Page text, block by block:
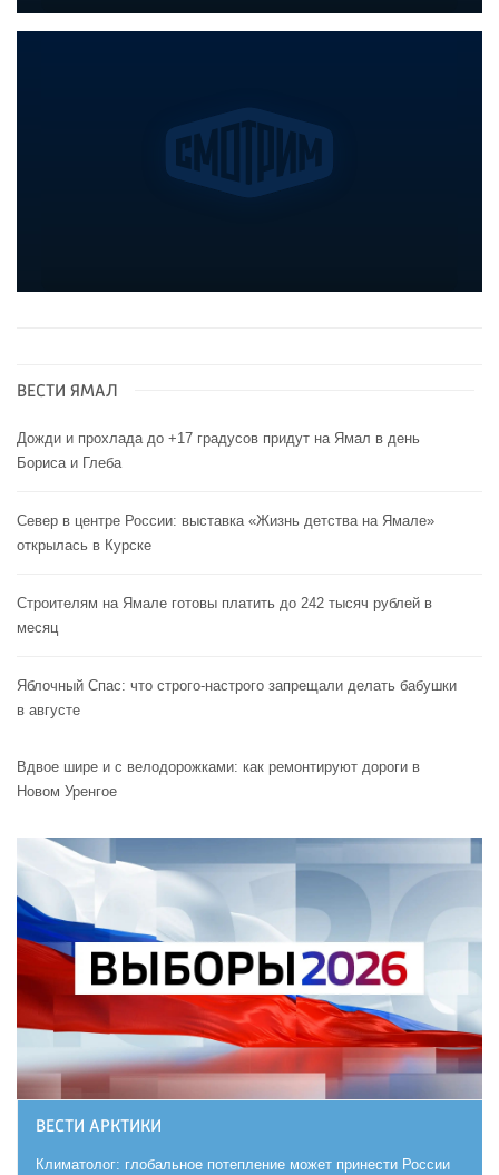
ВЕСТИ ЯМАЛ
Дожди и прохлада до +17 градусов придут на Ямал в день
Бориса и Глеба
Север в центре России: выставка «Жизнь детства на Ямале»
открылась в Курске
Строителям на Ямале готовы платить до 242 тысяч рублей в
месяц
Яблочный Спас: что строго-настрого запрещали делать бабушки
в августе
Вдвое шире и с велодорожками: как ремонтируют дороги в
Новом Уренгое
ВЕСТИ АРКТИКИ
Климатолог: глобальное потепление может принести России